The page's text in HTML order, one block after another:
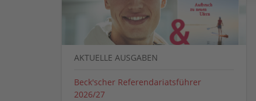
AKTUELLE AUSGABEN
Beck'scher Referendariatsführer
2026/27